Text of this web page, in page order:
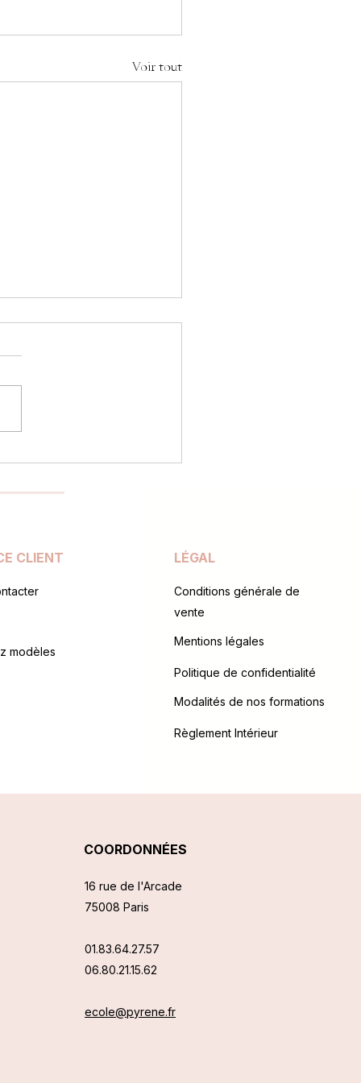
Voir tout
pour l'excellence !
CLIENT
modèles
LÉGAL
Conditions générale de
vente
Mentions légales
Politique de confidentialité
Modalités de nos formations
Règlement Intérieur
COORDONNÉES
16 rue de l'Arcade
75008 Paris
01.83.64.27.57
06.80.21.15.62
ecole@pyrene.fr